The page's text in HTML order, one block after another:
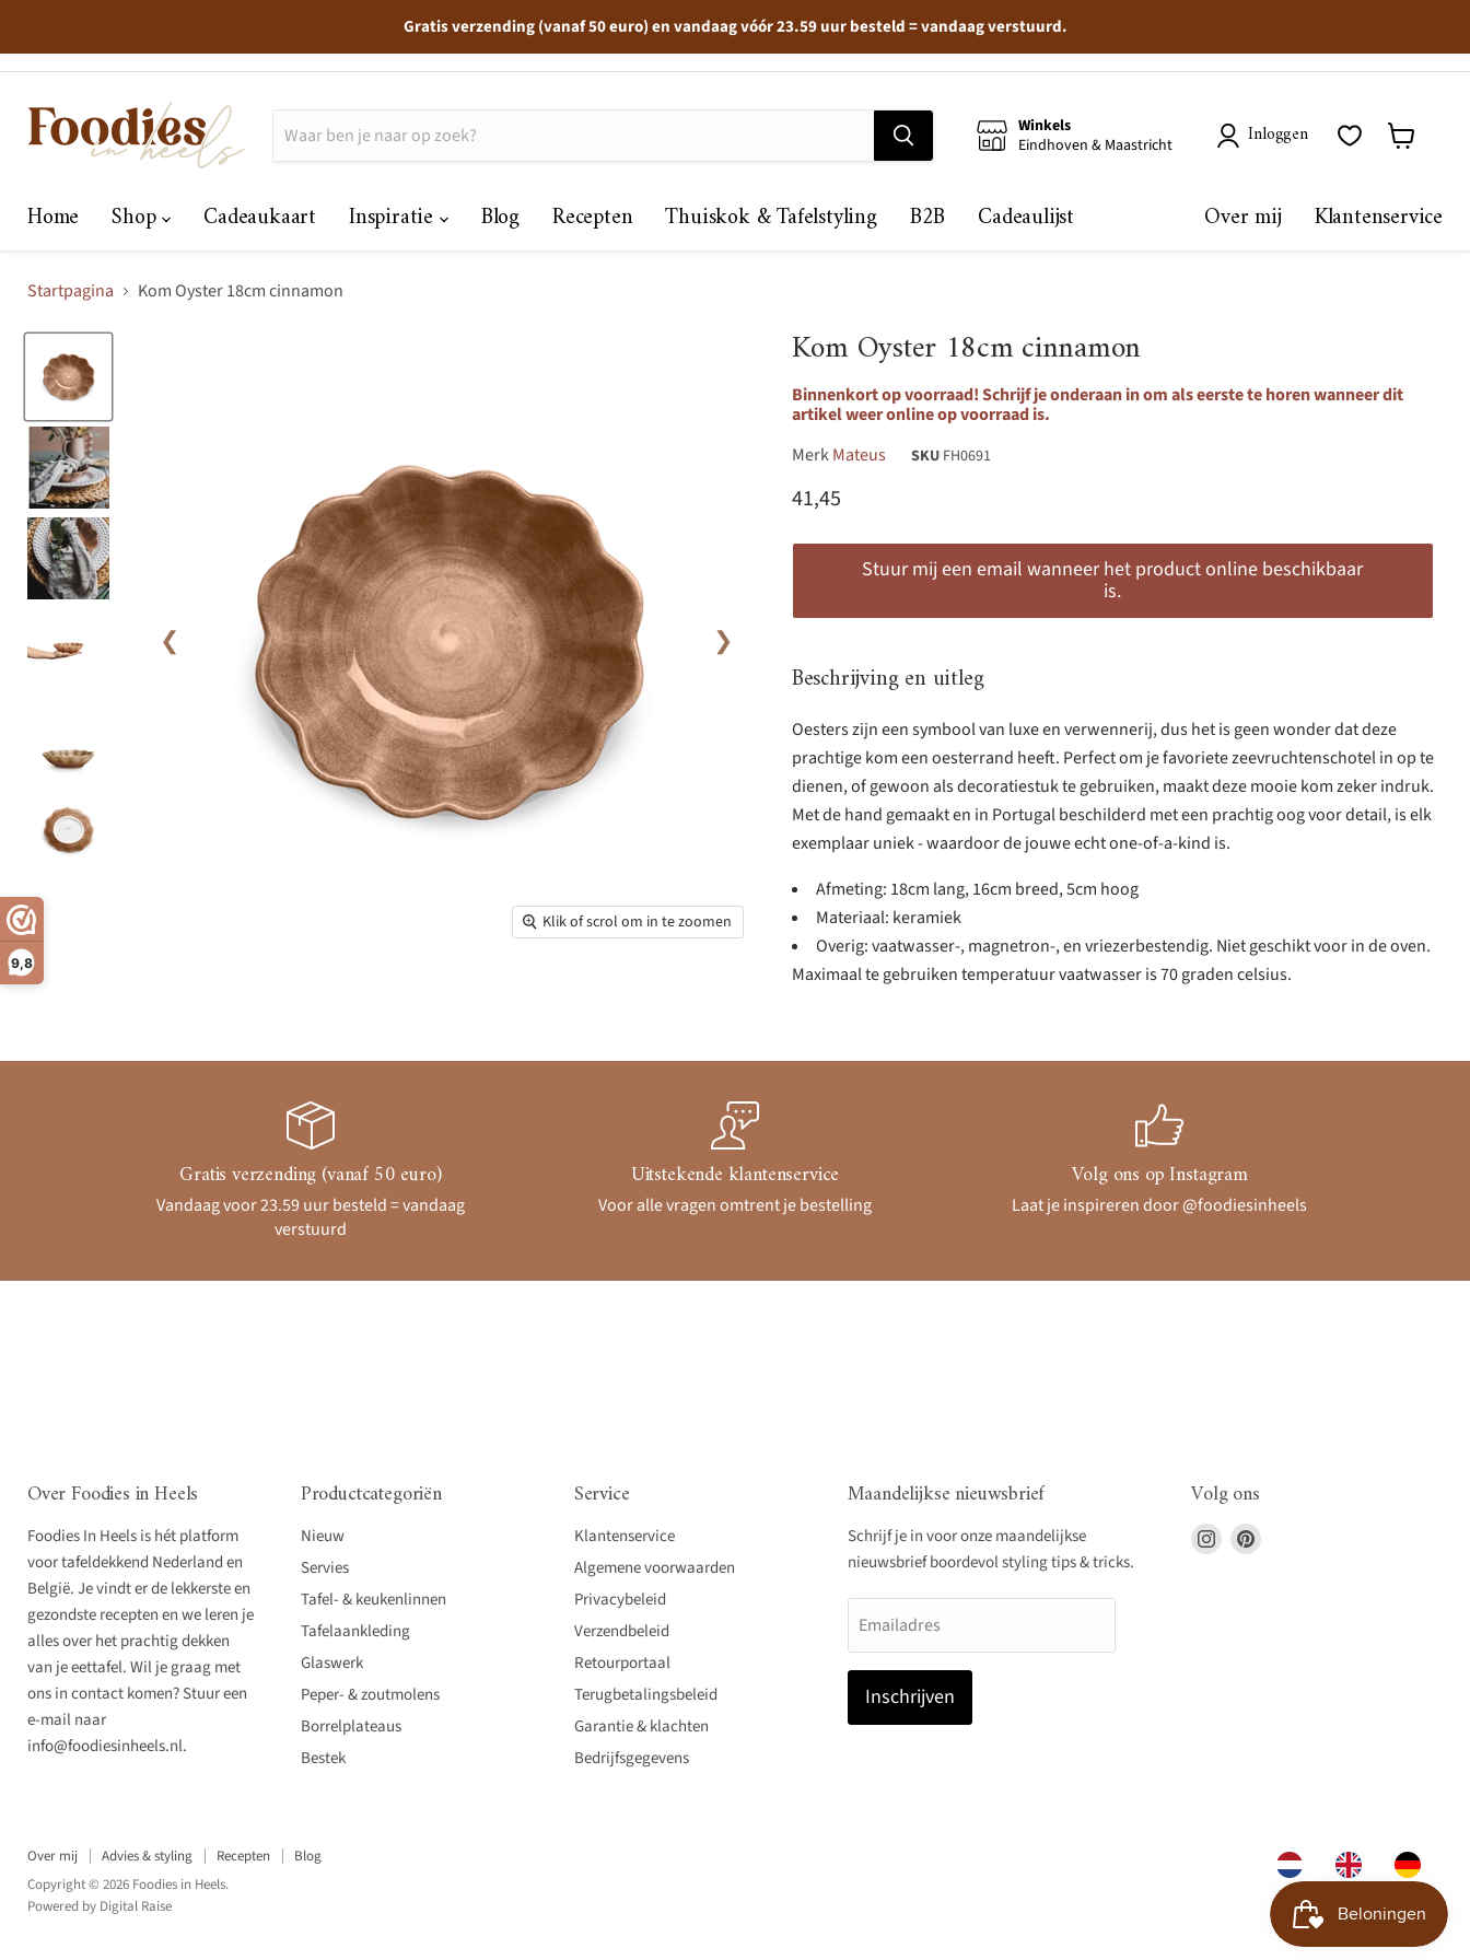
9,8
Gratis verzending (vanaf 50 euro) en vandaag vóór 23.59 uur besteld = vandaag verstuurd.
Winkels
Eindhoven & Maastricht
Inloggen
Home Shop Cadeaukaart Inspiratie Blog Recepten Thuiskok & Tafelstyling B2B Cadeaulijst Over mij Klantenservice
Startpagina Kom Oyster 18cm cinnamon
Klik of scrol om in te zoomen
❯
❮
Kom Oyster 18cm cinnamon
Binnenkort op voorraad! Schrijf je onderaan in om als eerste te horen wanneer dit
artikel weer online op voorraad is.
MerkMateus SKU FH0691
Huidige prijs
41,45
Stuur mij een email wanneer het product online beschikbaar
is.
Beschrijving en uitleg
Oesters zijn een symbool van luxe en verwennerij, dus het is geen wonder dat deze
prachtige kom een oesterrand heeft. Perfect om je favoriete zeevruchtenschotel in op te
dienen, of gewoon als decoratiestuk te gebruiken, maakt deze mooie kom zeker indruk.
Met de hand gemaakt en in Portugal beschilderd met een prachtig oog voor detail, is elk
exemplaar uniek - waardoor de jouwe echt one-of-a-kind is.
Afmeting: 18cm lang, 16cm breed, 5cm hoog
Materiaal: keramiek
Overig: vaatwasser-, magnetron-, en vriezerbestendig. Niet geschikt voor in de oven.
Maximaal te gebruiken temperatuur vaatwasser is 70 graden celsius.
Gratis verzending (vanaf 50 euro)
Vandaag voor 23.59 uur besteld = vandaag
verstuurd
Uitstekende klantenservice
Voor alle vragen omtrent je bestelling
Volg ons op Instagram
Laat je inspireren door @foodiesinheels
Over Foodies in Heels
Foodies In Heels is hét platform
voor tafeldekkend Nederland en
België. Je vindt er de lekkerste en
gezondste recepten en we leren je
alles over het prachtig dekken
van je eettafel. Wil je graag met
ons in contact komen? Stuur een
e-mail naar
info@foodiesinheels.nl.
Productcategoriën
Nieuw
Servies
Tafel- & keukenlinnen
Tafelaankleding
Glaswerk
Peper- & zoutmolens
Borrelplateaus
Bestek
Service
Klantenservice
Algemene voorwaarden
Privacybeleid
Verzendbeleid
Retourportaal
Terugbetalingsbeleid
Garantie & klachten
Bedrijfsgegevens
Maandelijkse nieuwsbrief
Schrijf je in voor onze maandelijkse
nieuwsbrief boordevol styling tips & tricks.
Emailadres
Inschrijven
Volg ons
Vind
ons
Vind
Over mij Advies & styling Recepten
Blog
Copyright © 2026 Foodies in Heels.
Powered by Digital Raise